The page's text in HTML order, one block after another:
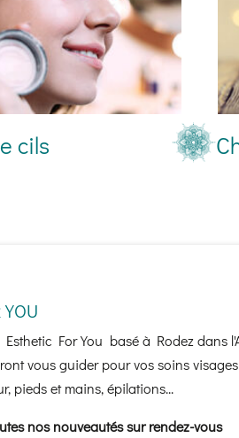
cils
For You basé à Rodez dans
vous guider pour vos soins
pieds et mains, épilations...
nos nouveautés sur rendez-vous